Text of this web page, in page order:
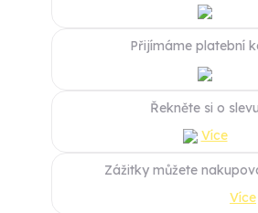
Přijímáme platební
Řekněte si o slevu
Více
Zážitky můžete
Více